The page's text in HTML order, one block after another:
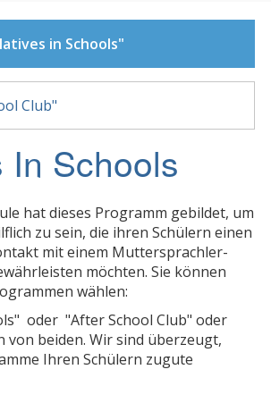
in Schools"
Club"
In Schools
hat dieses Programm gebildet, um
zu sein, die ihren Schülern einen
mit einem Muttersprachler-
möchten. Sie können
wählen:
oder "After School Club" oder
von beiden. Wir sind überzeugt,
Ihren Schülern zugute